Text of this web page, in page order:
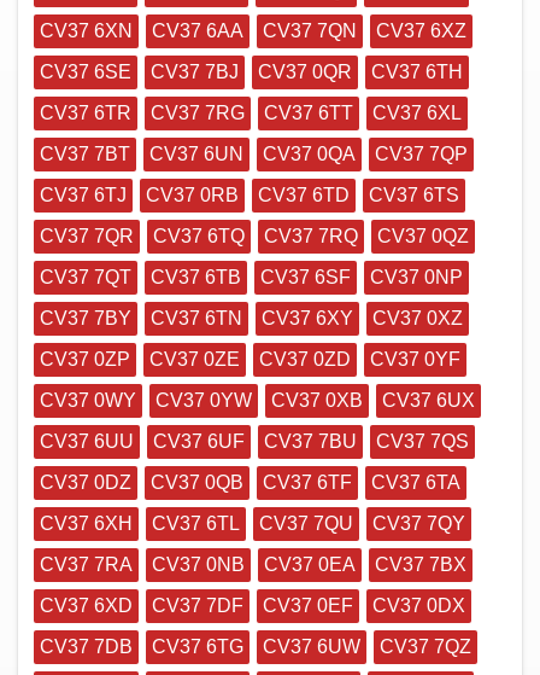
CV37 6XN
CV37 6AA CV37 7QN
CV37 6XZ
CV37 6SE
CV37 7BJ CV37 0QR
CV37 6TH
CV37 6TR
CV37 7RG CV37 6TT
CV37 6XL
CV37 7BT
CV37 6UN CV37 0QA
CV37 7QP
CV37 6TJ
CV37 0RB CV37 6TD
CV37 6TS
CV37 7QR
CV37 6TQ CV37 7RQ
CV37 0QZ
CV37 7QT
CV37 6TB CV37 6SF
CV37 0NP
CV37 7BY
CV37 6TN CV37 6XY
CV37 0XZ
CV37 0ZP
CV37 0ZE CV37 0ZD
CV37 0YF
CV37 0WY
CV37 0YW CV37 0XB
CV37 6UX
CV37 6UU
CV37 6UF CV37 7BU
CV37 7QS
CV37 0DZ
CV37 0QB CV37 6TF
CV37 6TA
CV37 6XH
CV37 6TL CV37 7QU
CV37 7QY
CV37 7RA
CV37 0NB CV37 0EA
CV37 7BX
CV37 6XD
CV37 7DF CV37 0EF
CV37 0DX
CV37 7DB
CV37 6TG CV37 6UW
CV37 7QZ